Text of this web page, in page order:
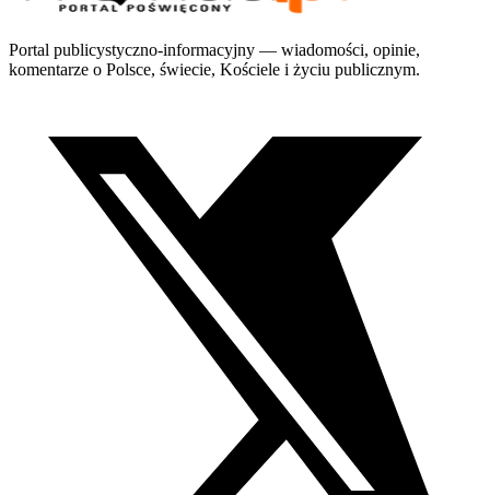
Portal publicystyczno-informacyjny — wiadomości, opinie,
komentarze o Polsce, świecie, Kościele i życiu publicznym.